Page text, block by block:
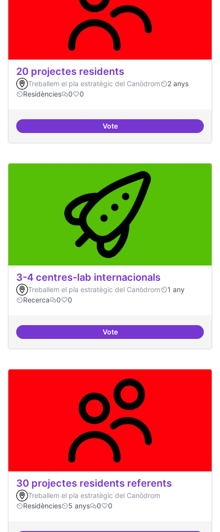
20 projectes residents
Treballem el pla estratègic del Canòdrom
2 anys
Residències
0 0
Vote20 projectes residents
3-4 centres-lab internacionals
Treballem el pla estratègic del Canòdrom
1 any
Recerca
0 0
Vote3-4 centres-lab internacionals
30 projectes residents referents
Treballem el pla estratègic del Canòdrom
Residències
5 anys 0 0